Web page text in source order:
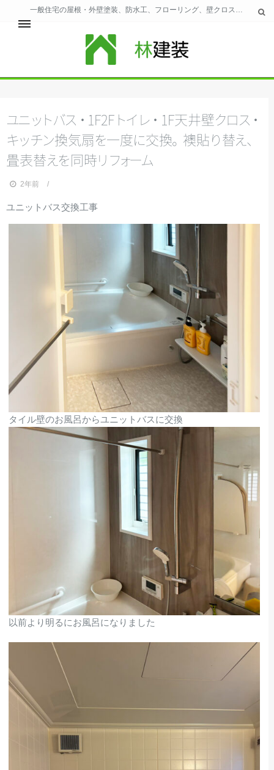
一般住宅の屋根・外壁塗装、防水工、フローリング、壁クロス、風呂、トイレのリフォーム全般を北九州市・近郊で施工｜林建装：福岡県知事許可（般-29）第97310号
お問合わせ
ウェブサイト規約
ユ ニ ット バス ・ 1F2Fトイ レ・ 1F天井壁クロ ス ・
キッチン換気扇 を一度に交換。 襖貼 り 替え 、
畳表替え を 同 時リ フォーム
2年前
ユニットバス交換工事
タイル壁のお風呂からユニットバスに交換
以前より明るにお風呂になりました